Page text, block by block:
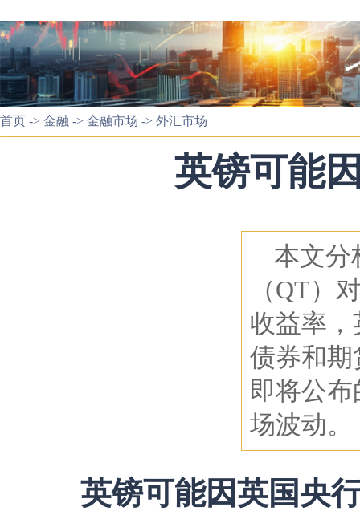
首页 -> 金融 -> 金融市场 -> 外汇市场
英镑可能
本文分
（QT）
收益率
债券和
即将公
场波动。
英镑可能因英国央